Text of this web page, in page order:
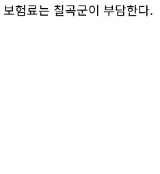
험료는 칠곡군이 부담한다.